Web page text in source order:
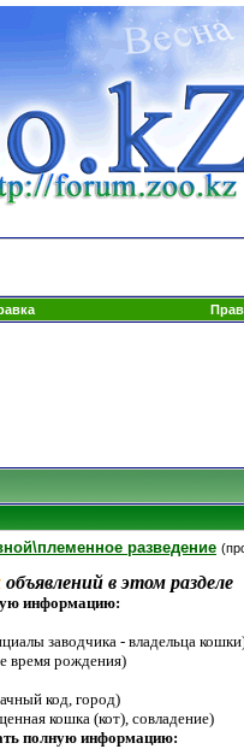
разведение
объявлений в этом разделе
информацию:
заводчика - владельца
время рождения)
код, город)
кошка (кот), совладение)
полную информацию: